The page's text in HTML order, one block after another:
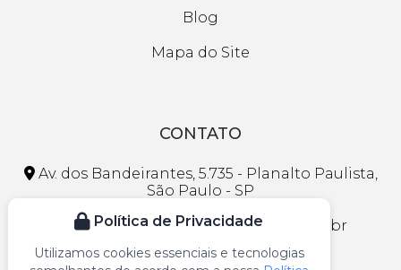
Blog
Mapa do Site
CONTATO
Av. dos Bandeirantes, 5.735 - Planalto Paulista,
São Paulo - SP
faleconosco@lojasmaranhao.com.br
(11) 3297-1013
Política de Privacidade
Utilizamos cookies essenciais e tecnologias